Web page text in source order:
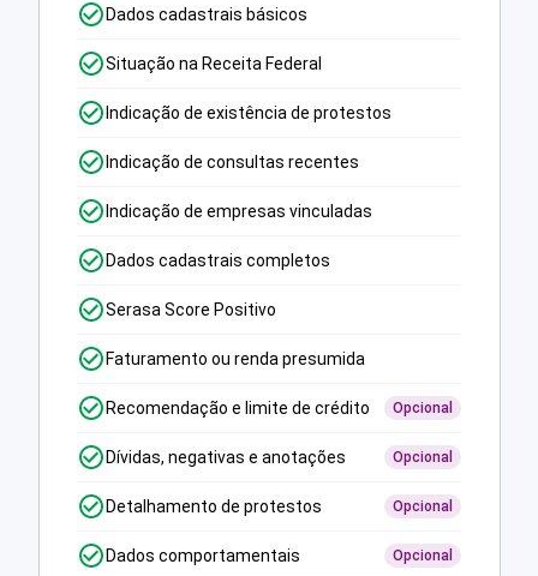
Dados cadastrais básicos
Situação na Receita Federal
Indicação de existência de protestos
Indicação de consultas recentes
Indicação de empresas vinculadas
Dados cadastrais completos
Serasa Score Positivo
Faturamento ou renda presumida
Recomendação e limite de crédito Opcional
Dívidas, negativas e anotações Opcional
Detalhamento de protestos Opcional
Dados comportamentais Opcional